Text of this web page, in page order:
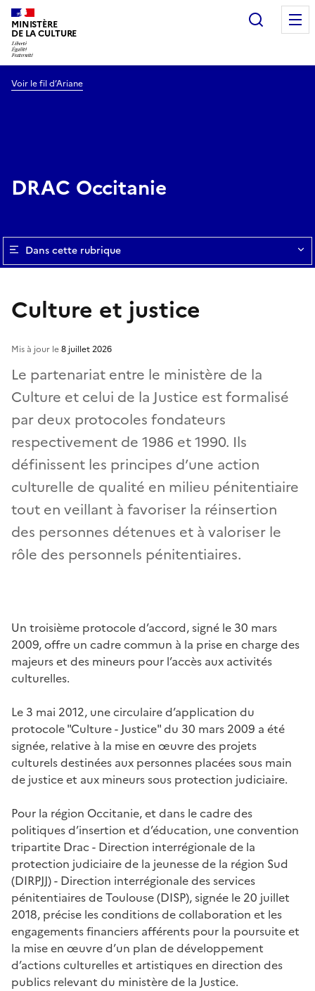
MINISTÈRE
DE LA CULTURE
Voir le fil d’Ariane
DRAC Occitanie
Dans cette rubrique
Culture et justice
Le partenariat entre le ministère de la
Culture et celui de la Justice est formalisé
par deux protocoles fondateurs
respectivement de 1986 et 1990. Ils
définissent les principes d’une action
culturelle de qualité en milieu pénitentiaire
tout en veillant à favoriser la réinsertion
des personnes détenues et à valoriser le
rôle des personnels pénitentiaires.
Mis à jour le8 juillet 2026
Un troisième protocole d’accord, signé le 30 mars
2009, offre un cadre commun à la prise en charge des
majeurs et des mineurs pour l’accès aux activités
culturelles.
Le 3 mai 2012, une circulaire d’application du
protocole "Culture - Justice" du 30 mars 2009 a été
signée, relative à la mise en œuvre des projets
culturels destinées aux personnes placées sous main
de justice et aux mineurs sous protection judiciaire.
Pour la région Occitanie, et dans le cadre des
politiques d’insertion et d’éducation, une convention
tripartite Drac - Direction interrégionale de la
protection judiciaire de la jeunesse de la région Sud
(DIRPJJ) - Direction interrégionale des services
pénitentiaires de Toulouse (DISP), signée le 20 juillet
2018, précise les conditions de collaboration et les
engagements financiers afférents pour la poursuite et
la mise en œuvre d’un plan de développement
d’actions culturelles et artistiques en direction des
publics relevant du ministère de la Justice.